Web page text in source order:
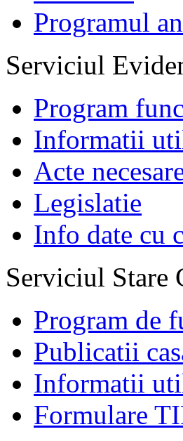
Programul
Serviciul
Program
Informatii
Acte
Legislatie
Info date cu
Serviciul Stare
Program de
Publicatii
Informatii
Formulare